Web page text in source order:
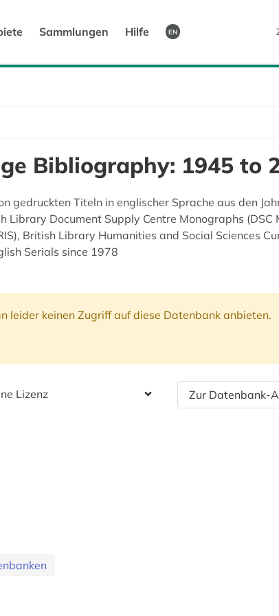
Sammlungen Hilfe EN
Bibliography: 1945 to
gedruckten Titeln in englischer Sprache aus den
Document Supply Centre Monographs
British Library Humanities and Social Sciences
Serials since 1978
leider keinen Zugriff auf diese Datenbank anbieten.
Lizenz Zur Datenbank-